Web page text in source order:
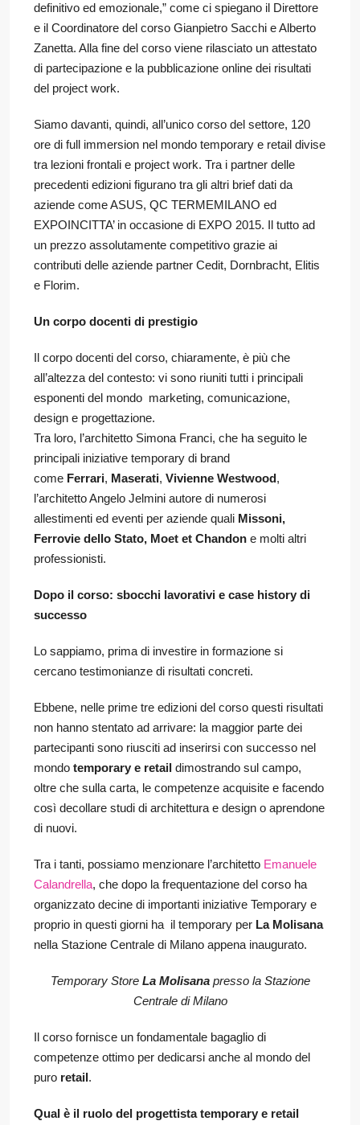
definitivo ed emozionale,” come ci spiegano il Direttore
e il Coordinatore del corso Gianpietro Sacchi e Alberto
Zanetta. Alla fine del corso viene rilasciato un attestato
di partecipazione e la pubblicazione online dei risultati
del project work.
Siamo davanti, quindi, all’unico corso del settore, 120
ore di full immersion nel mondo temporary e retail divise
tra lezioni frontali e project work. Tra i partner delle
precedenti edizioni figurano tra gli altri brief dati da
aziende come ASUS, QC TERMEMILANO ed
EXPOINCITTA’ in occasione di EXPO 2015. Il tutto ad
un prezzo assolutamente competitivo grazie ai
contributi delle aziende partner Cedit, Dornbracht, Elitis
e Florim.
Un corpo docenti di prestigio
Il corpo docenti del corso, chiaramente, è più che
all’altezza del contesto: vi sono riuniti tutti i principali
esponenti del mondo marketing, comunicazione,
design e progettazione.
Tra loro, l’architetto Simona Franci, che ha seguito le
principali iniziative temporary di brand
come Ferrari, Maserati, Vivienne Westwood,
l’architetto Angelo Jelmini autore di numerosi
allestimenti ed eventi per aziende quali Missoni,
Ferrovie dello Stato, Moet et Chandon e molti altri
professionisti.
Dopo il corso: sbocchi lavorativi e case history di
successo
Lo sappiamo, prima di investire in formazione si
cercano testimonianze di risultati concreti.
Ebbene, nelle prime tre edizioni del corso questi risultati
non hanno stentato ad arrivare: la maggior parte dei
partecipanti sono riusciti ad inserirsi con successo nel
mondo temporary e retail dimostrando sul campo,
oltre che sulla carta, le competenze acquisite e facendo
così decollare studi di architettura e design o aprendone
di nuovi.
Tra i tanti, possiamo menzionare l’architetto Emanuele
Calandrella, che dopo la frequentazione del corso ha
organizzato decine di importanti iniziative Temporary e
proprio in questi giorni ha il temporary per La Molisana
nella Stazione Centrale di Milano appena inaugurato.
Temporary Store La Molisanapresso la Stazione
Centrale di Milano
Il corso fornisce un fondamentale bagaglio di
competenze ottimo per dedicarsi anche al mondo del
puro retail.
Qual è il ruolo del progettista temporary e retail